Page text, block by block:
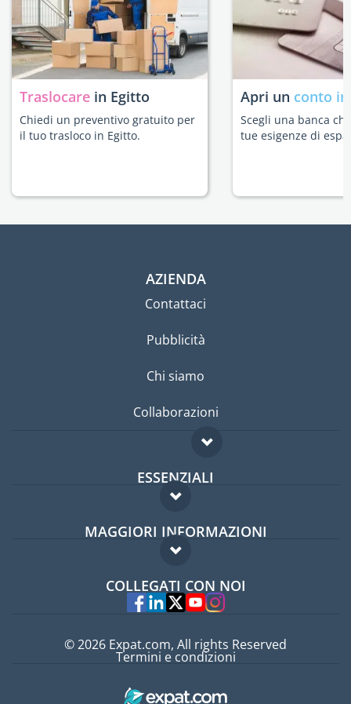
Traslocare in Egitto
Chiedi un preventivo gratuito per
il tuo trasloco in Egitto.
Apri un conto
Scegli una banca
tue esigenze di
AZIENDA
Contattaci
Pubblicità
Chi siamo
Collaborazioni
ESSENZIALI
Forum per expat
Guida per expat
MAGGIORI INFORMAZIONI
Domande frequenti
Esperti
COLLEGATI CON NOI
© 2026 Expat.com, All rights Reserved
Termini e condizioni